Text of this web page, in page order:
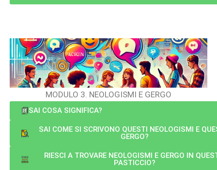
MODULO 3. NEOLOGISMI E GERGO
SAI COSA SIGNIFICA?
SAI COME SI SCRIVONO QUESTI NEOLOGISMI E
GERGO?
RIESCI A TROVARE NEOLOGISMI E GERGO IN
PASTICCIO?